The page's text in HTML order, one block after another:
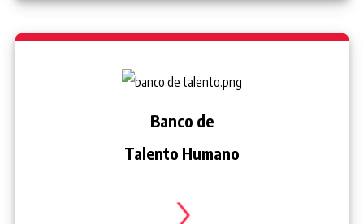
Banco de
Talento Humano